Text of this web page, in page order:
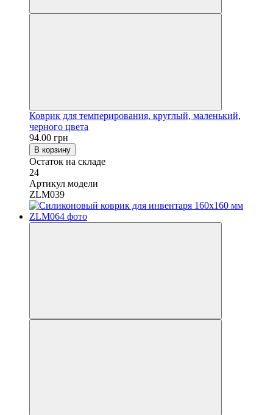
Коврик для темперирования, круглый, маленький,
черного цвета
94.00 грн
В корзину
Остаток на складе
24
Артикул модели
ZLM039